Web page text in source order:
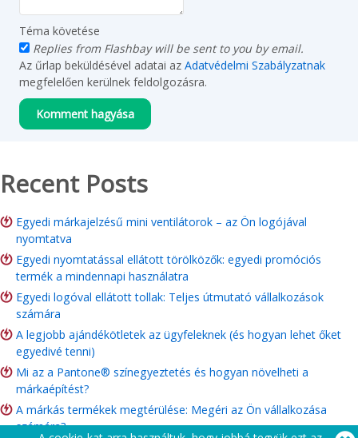
Téma követése
Replies from Flashbay will be sent to you by email.
Az űrlap beküldésével adatai az Adatvédelmi Szabályzatnak
megfelelően kerülnek feldolgozásra.
Recent Posts
Egyedi márkajelzésű mini ventilátorok – az Ön logójával
nyomtatva
Egyedi nyomtatással ellátott törölközők: egyedi promóciós
termék a mindennapi használatra
Egyedi logóval ellátott tollak: Teljes útmutató vállalkozások
számára
A legjobb ajándékötletek az ügyfeleknek (és hogyan lehet őket
egyedivé tenni)
Mi az a Pantone® színegyeztetés és hogyan növelheti a
márkaépítést?
A márkás termékek megtérülése: Megéri az Ön vállalkozása
számára?